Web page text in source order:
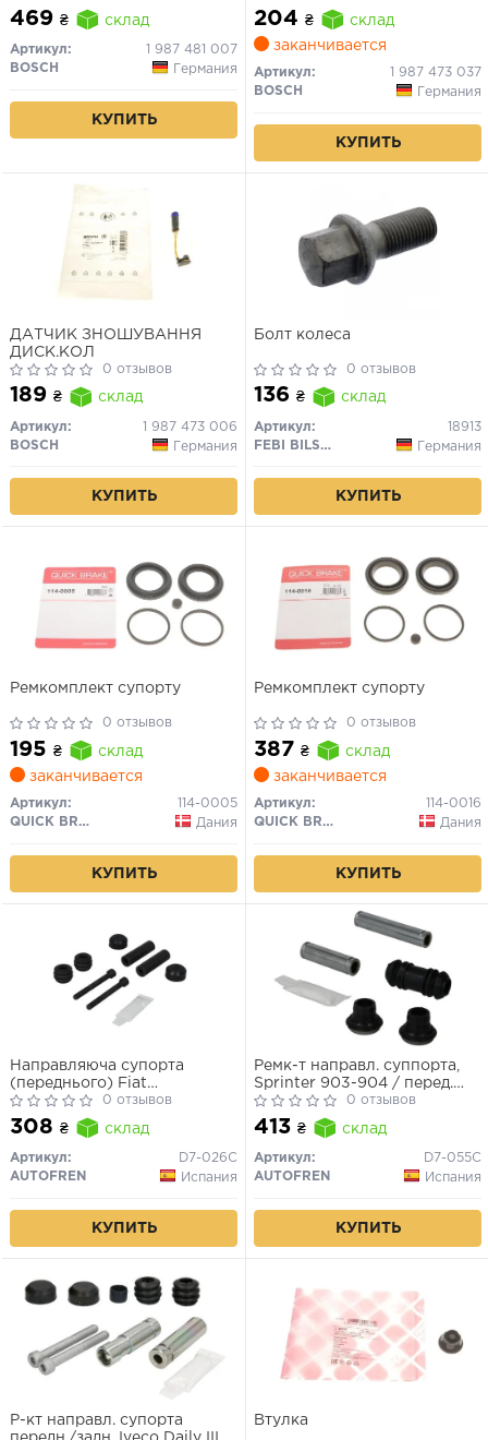
469 ₴ склад
Артикул:
1 987 481 007
BOSCH
Германия
КУПИТЬ
204 ₴
склад
заканчивается
Артикул:
1 987 473 037
BOSCH
Германия
КУПИТЬ
ДАТЧИК ЗНОШУВАННЯ
ДИСК.КОЛ
0 отзывов
189 ₴ склад
Артикул:
1 987 473 006
BOSCH
Германия
КУПИТЬ
Болт колеса
0 отзывов
136 ₴ склад
Артикул:
18913
FEBI BILSTEIN
Германия
КУПИТЬ
Ремкомплект супорту
0 отзывов
195 ₴
склад
заканчивается
Артикул:
114-0005
QUICK BRAKE
Дания
КУПИТЬ
Ремкомплект супорту
0 отзывов
387 ₴
склад
заканчивается
Артикул:
114-0016
QUICK BRAKE
Дания
КУПИТЬ
Направляюча супорта
(переднього) Fiat
Ducato/MB Sprinter
(Brembo)/Ford Transit 06-
(зад спарка)
0 отзывов
308 ₴ склад
Артикул:
D7-026C
AUTOFREN
Испания
КУПИТЬ
Ремк-т направл. суппорта,
Sprinter 903-904 / перед.
Vito (638) CDI, (палец), (к-т:
+болты)
0 отзывов
413 ₴ склад
Артикул:
D7-055C
AUTOFREN
Испания
КУПИТЬ
Р-кт направл. супорта
Втулка